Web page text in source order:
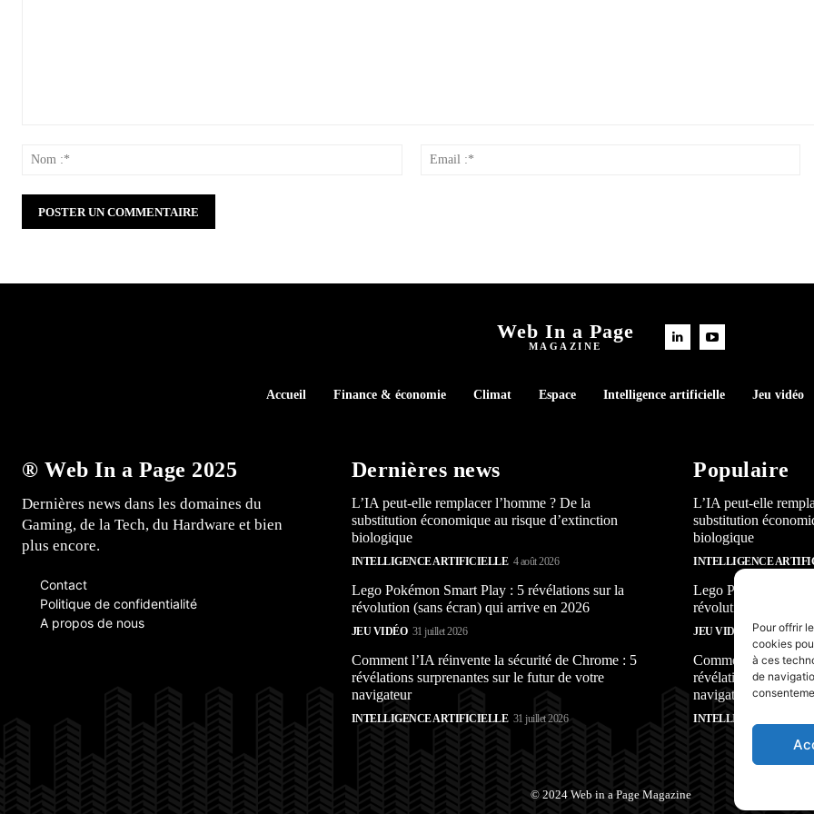
Pour offrir
cookies
à ces
de
Web In a Page
MAGAZINE
Accueil Finance & économie Climat Espace Intelligence artificielle Jeu vidéo
® Web In a Page 2025
Dernières news dans les domaines du
Gaming, de la Tech, du Hardware et bien
plus encore.
Contact
Politique de confidentialité
A propos de nous
Dernières news
L’IA peut-elle remplacer l’homme ? De la
substitution économique au risque d’extinction
biologique
INTELLIGENCE ARTIFICIELLE 4 août 2026
Lego Pokémon Smart Play : 5 révélations sur la
révolution (sans écran) qui arrive en 2026
JEU VIDÉO 31 juillet 2026
Comment l’IA réinvente la sécurité de Chrome : 5
révélations surprenantes sur le futur de votre
navigateur
INTELLIGENCE ARTIFICIELLE 31 juillet 2026
Populaire
L’IA peut-elle
substitution
biologique
INTELLIGENCE
Lego Pokémon
révolution (sans
JEU VIDÉO 31 juillet 2026
Comment l’IA
révélations
navigateur
INTELLIGENCE
© 2024 Web in a Page Magazine